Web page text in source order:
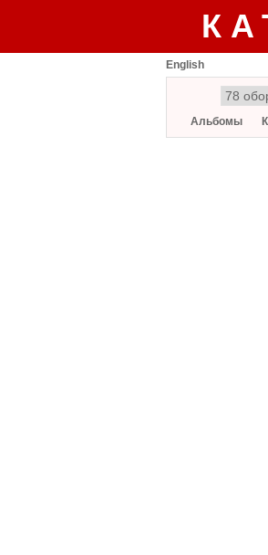
English
Альбомы